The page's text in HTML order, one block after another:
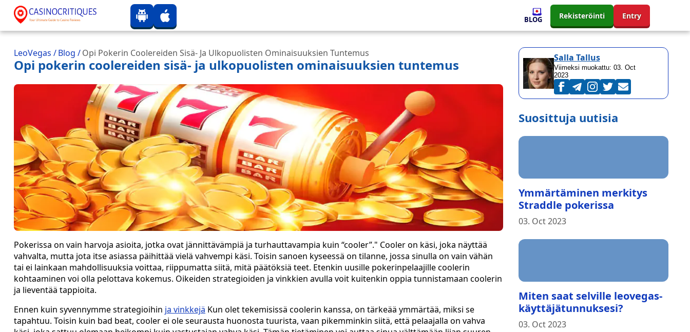
BLOG Rekisteröinti Entry
LeoVegas /Blog /Opi Pokerin Coolereiden Sisä- Ja Ulkopuolisten Ominaisuuksien Tuntemus
Opi pokerin coolereiden sisä- ja ulkopuolisten ominaisuuksien tuntemus
Pokerissa on vain harvoja asioita, jotka ovat jännittävämpiä ja turhauttavampia kuin “cooler”." Cooler on käsi, joka näyttää
vahvalta, mutta jota itse asiassa päihittää vielä vahvempi käsi. Toisin sanoen kyseessä on tilanne, jossa sinulla on vain vähän
tai ei lainkaan mahdollisuuksia voittaa, riippumatta siitä, mitä päätöksiä teet. Etenkin uusille pokerinpelaajille coolerin
kohtaaminen voi olla pelottava kokemus. Oikeiden strategioiden ja vinkkien avulla voit kuitenkin oppia tunnistamaan coolerin
ja lieventää tappioita.
Ennen kuin syvennymme strategioihin ja vinkkejä Kun olet tekemisissä coolerin kanssa, on tärkeää ymmärtää, miksi se
tapahtuu. Toisin kuin bad beat, cooler ei ole seurausta huonosta tuurista, vaan pikemminkin siitä, että pelaajalla on vahva
Salla Tallus
Viimeksi muokattu: 03. Oct
2023
Suosittuja uutisia
Ymmärtäminen merkitys
Straddle pokerissa
03. Oct 2023
Miten saat selville leovegas-
käyttäjätunnuksesi?
03. Oct 2023